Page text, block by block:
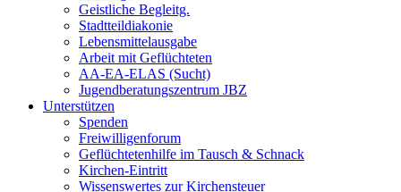
Geistliche Begleitg.
Stadtteildiakonie
Lebensmittelausgabe
Arbeit mit Geflüchteten
AA-EA-ELAS (Sucht)
Jugendberatungs­zentrum JBZ
Unterstützen
Spenden
Freiwilligenforum
Geflüchtetenhilfe im Tausch & Schnack
Kirchen-Eintritt
Wissenswertes zur Kirchensteuer